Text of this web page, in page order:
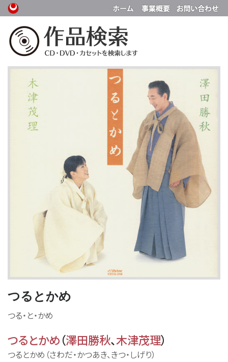
つるとかめ
つる・と・かめ
つるとかめ（澤田勝秋、木津茂理）
つるとかめ（さわだ・かつあき、きつ・しげり）